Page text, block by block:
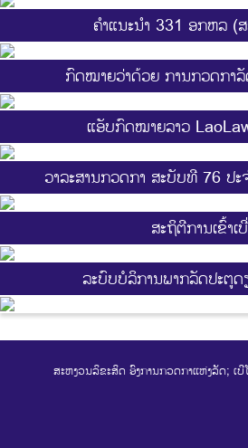
ຄຳແນະນຳ 331 ອກຫລ (
ກົດໝາຍວ່າດ້ວຍ ການກວດກາ
ແອັບກົດໝາຍລາວ
ວາລະສານກວດກາ ສະບັບທີ 76 ປ
ສະ​ຖິ​ຕີການ​ເຂົ້າ​ເ
ລະບົບບໍລິການພາກລັດປະຕູ
ສະຫງວນລິຂະສິດ ອົງການກວດກາແຫ່ງລັດ; ເ